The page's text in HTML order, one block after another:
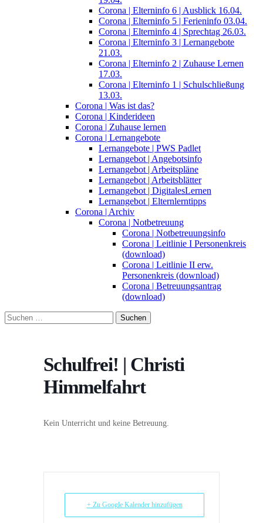
Corona | Elterninfo 6 | Ausblick 16.04.
Corona | Elterninfo 5 | Ferieninfo 03.04.
Corona | Elterninfo 4 | Sprechtag 26.03.
Corona | Elterninfo 3 | Lernangebote
21.03.
Corona | Elterninfo 2 | Zuhause Lernen
17.03.
Corona | Elterninfo 1 | Schulschließung
13.03.
Corona | Was ist das?
Corona | Kinderideen
Corona | Zuhause lernen
Corona | Lernangebote
Lernangebote | PWS Padlet
Lernangebot | Angebotsinfo
Lernangebot | Arbeitspläne
Lernangebot | Arbeitsblätter
Lernangebot | DigitalesLernen
Lernangebot | Elternlerntipps
Corona | Archiv
Corona | Notbetreuung
Corona | Notbetreuungsinfo
Corona | Leitlinie I Personenkreis
(download)
Corona | Leitlinie II erw.
Personenkreis (download)
Corona | Betreuungsantrag
(download)
Suchen
nach:
Schulfrei! | Christi
Himmelfahrt
Kein Unterricht und keine Betreuung.
+ Zu Google Kalender hinzufügen